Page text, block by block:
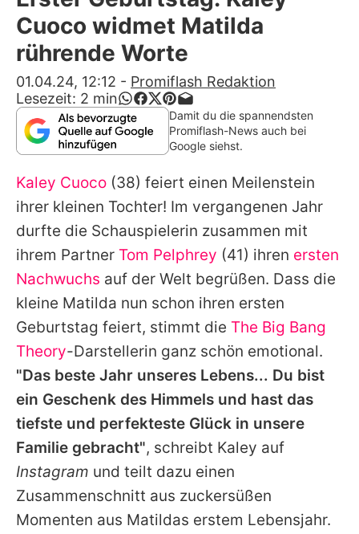
Alle Themen auf Promiflash
Jobs
App runterladen
Team
Redaktionelle Richtlinien
Impressum
Datenschutzerklärung
Nutzungsbedingungen
Utiq verwalten
Cuoco widmet Matilda
rührende Worte
01.04.24, 12:12 - Promiflash Redaktion
Lesezeit: 2 min
Damit du die spannendsten
Promiflash-News auch bei
Google siehst.
Kaley Cuoco (38) feiert einen Meilenstein
ihrer kleinen Tochter! Im vergangenen Jahr
durfte die Schauspielerin zusammen mit
ihrem Partner Tom Pelphrey (41) ihren ersten
Nachwuchs auf der Welt begrüßen. Dass die
kleine Matilda nun schon ihren ersten
Geburtstag feiert, stimmt die The Big Bang
Theory-Darstellerin ganz schön emotional.
"Das beste Jahr unseres Lebens... Du bist
ein Geschenk des Himmels und hast das
tiefste und perfekteste Glück in unsere
Familie gebracht", schreibt Kaley auf
Instagram und teilt dazu einen
Zusammenschnitt aus zuckersüßen
Momenten aus Matildas erstem Lebensjahr.